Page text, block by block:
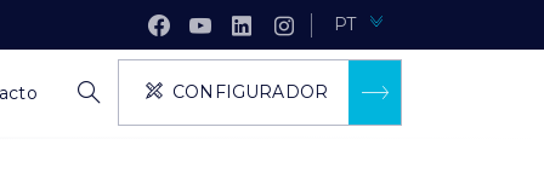
PT
CONFIGURADOR